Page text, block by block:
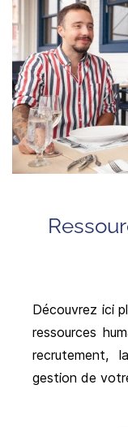
Découvrez ici
ressources
recrutement,
gestion de